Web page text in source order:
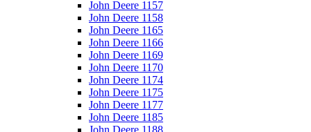
John Deere 1157
John Deere 1158
John Deere 1165
John Deere 1166
John Deere 1169
John Deere 1170
John Deere 1174
John Deere 1175
John Deere 1177
John Deere 1185
John Deere 1188